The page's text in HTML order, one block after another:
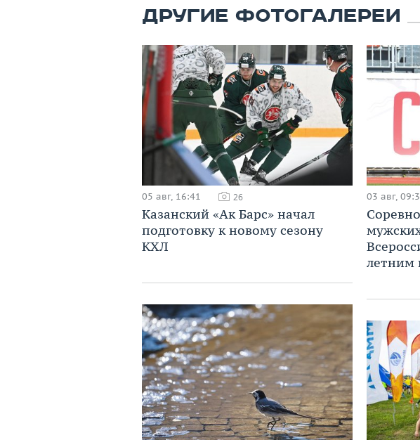
ДРУГИЕ ФОТОГАЛЕРЕИ
05 авг, 16:41 26
Казанский «Ак Барс» начал
подготовку к новому сезону
КХЛ
03 авг,
летним